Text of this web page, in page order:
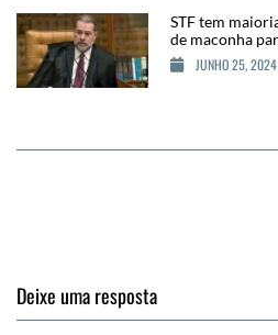
STF tem
de maconha
JUNHO 25, 2024
Deixe uma resposta